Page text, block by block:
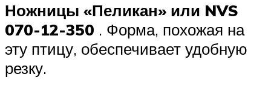
Ножницы «Пеликан» или NVS
070-12-350 . Форма, похожая на
эту птицу, обеспечивает удобную
резку.